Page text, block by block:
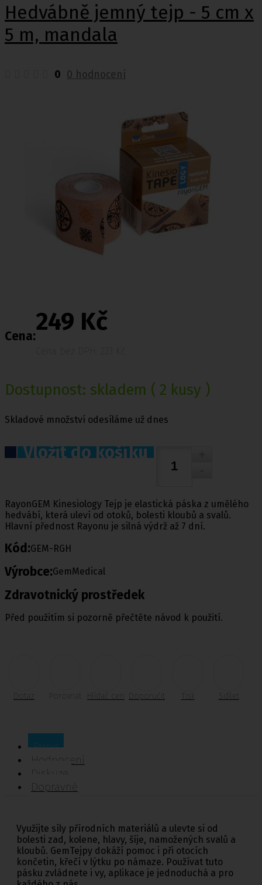
Hedvábně jemný tejp - 5 cm x
5 m, mandala
0 0 hodnocení
Cena:
249 Kč
Dostupnost: skladem ( 2 kusy )
Skladové množství odesíláme už dnes
Vložit do košíku
RayonGEM Kinesiology Tejp je elastická páska z umělého
hedvábí, která uleví od otoků, bolesti kloubů a svalů.
Hlavní přednost Rayonu je silná výdrž až 7 dní.
Kód:GEM-RGH
Výrobce:GemMedical
Zdravotnický prostředek
Před použitím si pozorně přečtěte návod k použití.
Dotaz Porovnat Doporučit Tisk Sdílet
Popis
Hodnocení
Diskuze
Dopravné
Využijte síly přírodních materiálů a ulevte si od
bolesti zad, kolene, hlavy, šíje, namožených svalů a
kloubů. GemTejpy dokáží pomoc i při otocích
končetin, křečí v lýtku po námaze. Používat tuto
pásku zvládnete i vy, aplikace je jednoduchá a pro